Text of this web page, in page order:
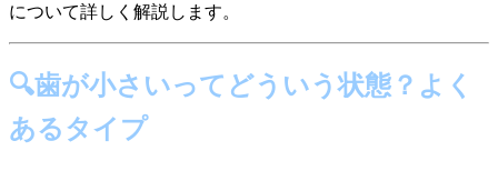
について詳しく解説します。
🔍歯が小さいってどういう状態？よく
あるタイプ